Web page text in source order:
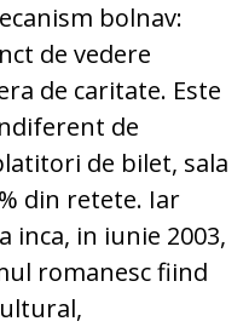
bolnav:
de vedere
de caritate. Este
de
de bilet, sala
din retete. Iar
inca, in iunie 2003,
romanesc fiind